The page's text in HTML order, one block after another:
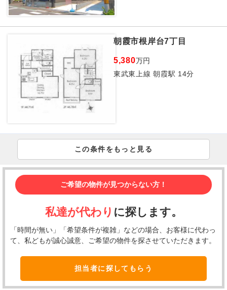
朝霞市根岸台7丁目
5,380万円
東武東上線 朝霞駅 14分
この条件をもっと見る
ご希望の物件が見つからない方！
私達が代わり に探します。
「時間が無い」「希望条件が複雑」などの場合、お客様に代わっ
て、私どもが誠心誠意、ご希望の物件を探させていただきます。
担当者に探してもらう